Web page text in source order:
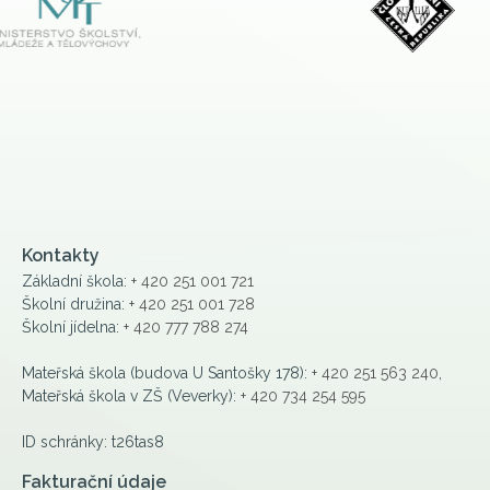
Kontakty
Základní škola: + 420 251 001 721
Školní družina: + 420 251 001 728
Školní jídelna: + 420 777 788 274
Mateřská škola (budova U Santošky 178): + 420 251 563 240
Mateřská škola v ZŠ (Veverky): + 420 734 254 595
ID schránky: t26tas8
Fakturační údaje